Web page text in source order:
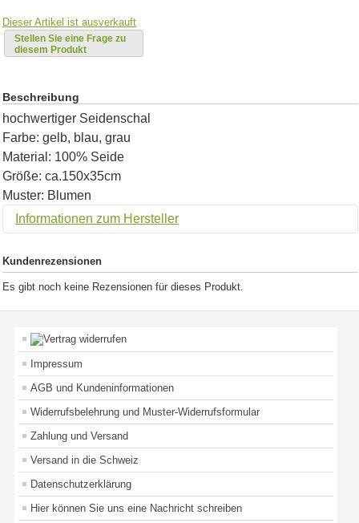
Dieser Artikel ist ausverkauft
Stellen Sie eine Frage zu
diesem Produkt
Beschreibung
hochwertiger Seidenschal
Farbe: gelb, blau, grau
Material: 100% Seide
Größe: ca.150x35cm
Muster: Blumen
Informationen zum Hersteller
Kundenrezensionen
Es gibt noch keine Rezensionen für dieses Produkt.
Impressum
AGB und Kundeninformationen
Widerrufsbelehrung und Muster-Widerrufsformular
Zahlung und Versand
Versand in die Schweiz
Datenschutzerklärung
Hier können Sie uns eine Nachricht schreiben